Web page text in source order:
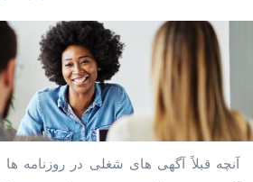
آنچه قبلاً آگهی های شغلی در روزنامه